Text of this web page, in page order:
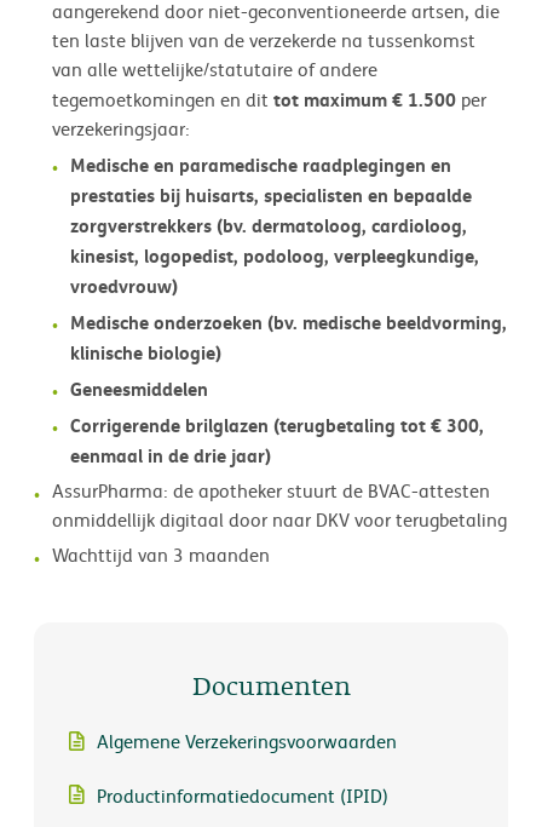
aangerekend door niet-geconventioneerde artsen, die
ten laste blijven van de verzekerde na tussenkomst
van alle wettelijke/statutaire of andere
tegemoetkomingen en dit tot maximum € 1.500 per
verzekeringsjaar:
Medische en paramedische raadplegingen en
prestaties bij huisarts, specialisten en bepaalde
zorgverstrekkers (bv. dermatoloog, cardioloog,
kinesist, logopedist, podoloog, verpleegkundige,
vroedvrouw)
Medische onderzoeken (bv. medische beeldvorming,
klinische biologie)
Geneesmiddelen
Corrigerende brilglazen (terugbetaling tot € 300,
eenmaal in de drie jaar)
AssurPharma: de apotheker stuurt de BVAC-attesten
onmiddellijk digitaal door naar DKV voor terugbetaling
Wachttijd van 3 maanden
Documenten
Algemene Verzekeringsvoorwaarden
Productinformatiedocument (IPID)